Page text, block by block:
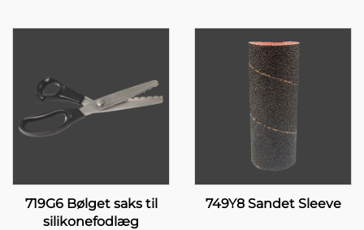
719G6 Bølget saks til
silikonefodlæg
749Y8 Sandet Sleeve